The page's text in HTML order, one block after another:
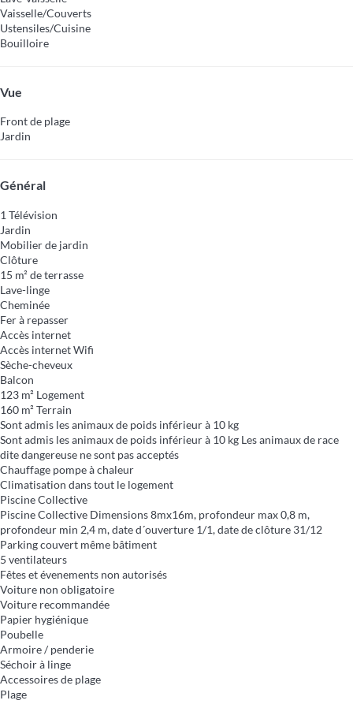
Vaisselle/Couverts
Ustensiles/Cuisine
Bouilloire
Vue
Front de plage
Jardin
Général
1 Télévision
Jardin
Mobilier de jardin
Clôture
15 m² de terrasse
Lave-linge
Cheminée
Fer à repasser
Accès internet
Accès internetWifi
Sèche-cheveux
Balcon
123 m² Logement
160 m² Terrain
Sont admis les animaux de poids inférieur à 10 kg
Sont admis les animaux de poids inférieur à 10 kg Les animaux de race
dite dangereuse ne sont pas acceptés
Chauffage pompe à chaleur
Climatisation dans tout le logement
Piscine Collective
Piscine Collective Dimensions 8mx16m, profondeur max 0,8 m,
profondeur min 2,4 m, date d´ouverture 1/1, date de clôture 31/12
Parking couvert même bâtiment
5 ventilateurs
Fêtes et évenements non autorisés
Voiture non obligatoire
Voiture recommandée
Papier hygiénique
Poubelle
Armoire / penderie
Séchoir à linge
Accessoires de plage
Plage